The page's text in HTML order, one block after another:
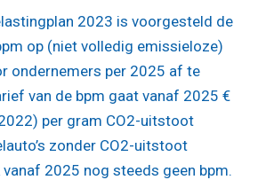
2023 is voorgesteld de
op (niet volledig emissieloze)
ondernemers per 2025 af te
van de bpm gaat vanaf 2025 €
per gram CO2-uitstoot
zonder CO2-uitstoot
2025 nog steeds geen bpm.